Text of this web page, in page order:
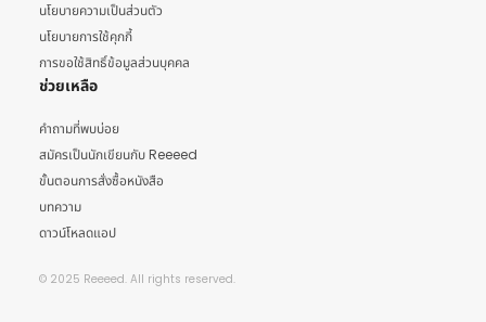
นโยบายความเป็นส่วนตัว
นโยบายการใช้คุกกี้
การขอใช้สิทธิ์ข้อมูลส่วนบุคคล
ช่วยเหลือ
คำถามที่พบบ่อย
สมัครเป็นนักเขียนกับ Reeeed
ขั้นตอนการสั่งซื้อหนังสือ
บทความ
ดาวน์โหลดแอป
© 2025 Reeeed. All rights reserved.